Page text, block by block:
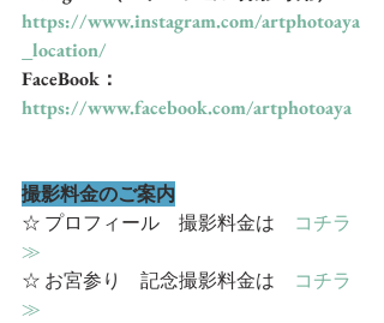
https://www.instagram.com/artphotoaya
_location/
FaceBook：
https://www.facebook.com/artphotoaya
撮影料金のご案内
☆ プロフィール　撮影料金は コチラ
≫
☆ お宮参り　記念撮影料金は コチラ
≫